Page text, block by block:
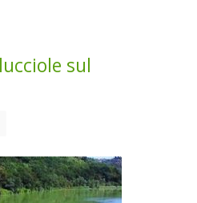
sul